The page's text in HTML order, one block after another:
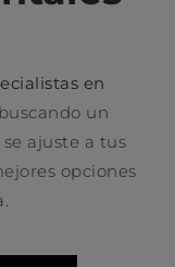
en
un
ajuste a tus
opciones